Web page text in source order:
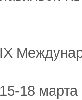
IX
15-18 марта